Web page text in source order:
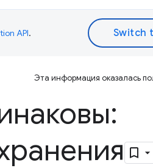
API.
Эта информация оказалась